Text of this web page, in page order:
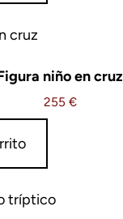
niño en cruz
255 €